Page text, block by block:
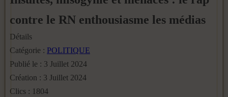
contre le RN enthousiasme les médias
Détails
Catégorie : POLITIQUE
Publié le : 3 Juillet 2024
Création : 3 Juillet 2024
Clics : 1804